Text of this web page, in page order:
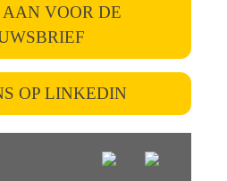
VOOR DE
OP LINKEDIN